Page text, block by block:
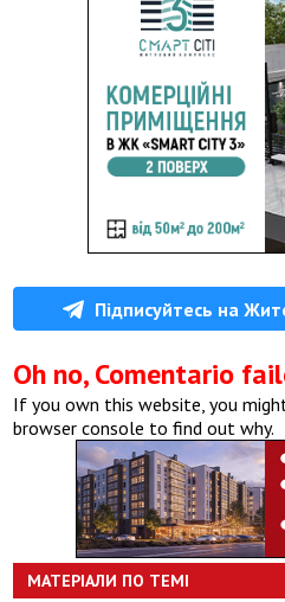
Підписуйтесь на
Oh no, Comentario
If you own this website, you
browser console to find out why.
МАТЕРІАЛИ ПО ТЕМІ